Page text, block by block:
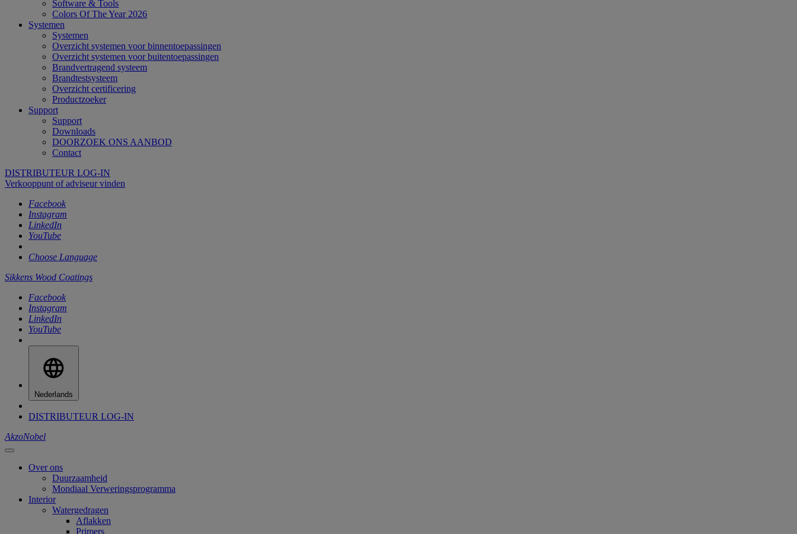
Software & Tools
Colors Of The Year 2026
Systemen
Systemen
Overzicht systemen voor binnentoepassingen
Overzicht systemen voor buitentoepassingen
Brandvertragend systeem
Brandtestsysteem
Overzicht certificering
Productzoeker
Support
Support
Downloads
DOORZOEK ONS AANBOD
Contact
DISTRIBUTEUR LOG-IN
Verkooppunt of adviseur vinden
Facebook
Instagram
LinkedIn
YouTube
Choose Language
Sikkens Wood Coatings
Facebook
Instagram
LinkedIn
YouTube
Nederlands
DISTRIBUTEUR LOG-IN
AkzoNobel
Over ons
Duurzaamheid
Mondiaal Verweringsprogramma
Interior
Watergedragen
Aflakken
Primers